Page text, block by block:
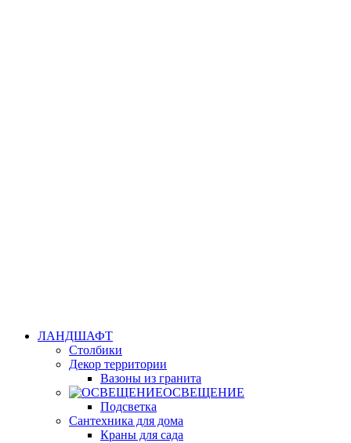
ЛАНДШАФТ
Столбики
Декор территории
Вазоны из гранита
ОСВЕЩЕНИЕ
Подсветка
Сантехника для дома
Краны для сада